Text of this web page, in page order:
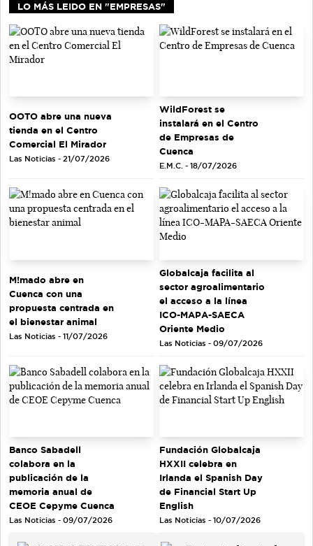
LO MÁS LEIDO EN "EMPRESAS"
OOTO abre una nueva
tienda en el Centro
Comercial El Mirador
Las Noticias - 21/07/2026
WildForest se
instalará en el Centro
de Empresas de
Cuenca
E.M.C. - 18/07/2026
M!mado abre en
Cuenca con una
propuesta centrada en
el bienestar animal
Las Noticias - 11/07/2026
Globalcaja facilita al
sector agroalimentario
el acceso a la línea
ICO-MAPA-SAECA
Oriente Medio
Las Noticias - 09/07/2026
Banco Sabadell
colabora en la
publicación de la
memoria anual de
CEOE Cepyme Cuenca
Las Noticias - 09/07/2026
Fundación Globalcaja
HXXII celebra en
Irlanda el Spanish Day
de Financial Start Up
English
Las Noticias - 10/07/2026